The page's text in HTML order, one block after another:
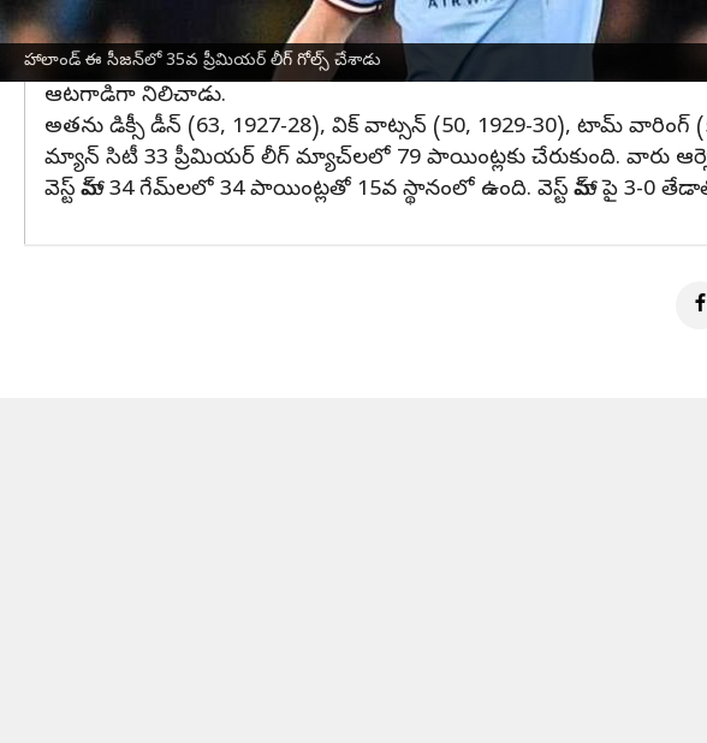
హాలాండ్ ఈ సీజన్‌లో 35వ ప్రీమియర్ లీగ్ గోల్స్ చేశాడు
ఎర్లింగ్ హాలాండ్ సాధించిన రికార్డులివే
హాలాండ్ కారబావో కప్‌లో ఒక గోల్‌ను మాత్రమే సాధించాడు. అదే విధంగా FA కప్‌లో
ఆటగాడిగా నిలిచాడు.
అతను డిక్సీ డీన్ (63, 1927-28), విక్ వాట్సన్ (50, 1929-30), టామ్ వారింగ్
మ్యాన్ సిటీ 33 ప్రీమియర్ లీగ్ మ్యాచ్‌లలో 79 పాయింట్లకు చేరుకుంది. వారు
వెస్ట్ హామ్ 34 గేమ్‌లలో 34 పాయింట్లతో 15వ స్థానంలో ఉంది. వెస్ట్ హామ్‌ పై 3-